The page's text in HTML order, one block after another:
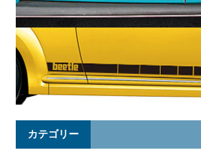
カテゴリー